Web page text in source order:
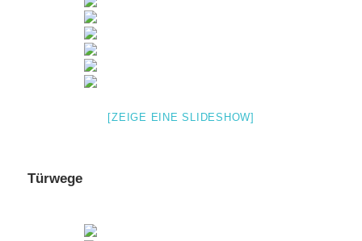
[ZEIGE EINE SLIDESHOW]
Türwege